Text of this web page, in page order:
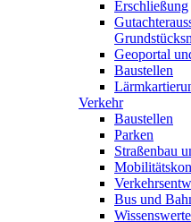
Erschließung
Geoportal
Baustellen
Verkehr
Baustellen
Parken
Straßenbau
Bus und